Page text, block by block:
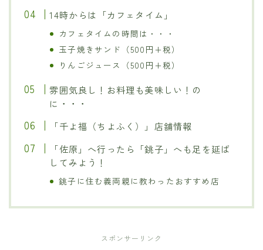
14時からは「カフェタイム」
カフェタイムの時間は・・・
玉子焼きサンド（500円+税）
りんごジュース（500円+税）
雰囲気良し！お料理も美味しい！の
に・・・
「千よ福（ちよふく）」店舗情報
「佐原」へ行ったら「銚子」へも足を延ば
してみよう！
銚子に住む義両親に教わったおすすめ店
スポンサーリンク